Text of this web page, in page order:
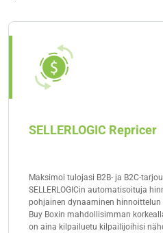
SELLERLOGIC Repricer
Maksimoi tulojasi B2B- ja B2C-
SELLERLOGICin automatisoituja
pohjainen dynaaminen
Buy Boxin mahdollisimman
on aina kilpailuetu kilpailijoihisi